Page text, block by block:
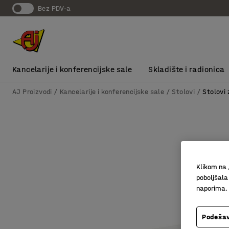
bez PDV-a
Kancelarije i konferencijske sale Skladište i radionica
AJ Proizvodi Kancelarije i konferencijske sale Stolovi Stolovi
Klikom na
naporima.